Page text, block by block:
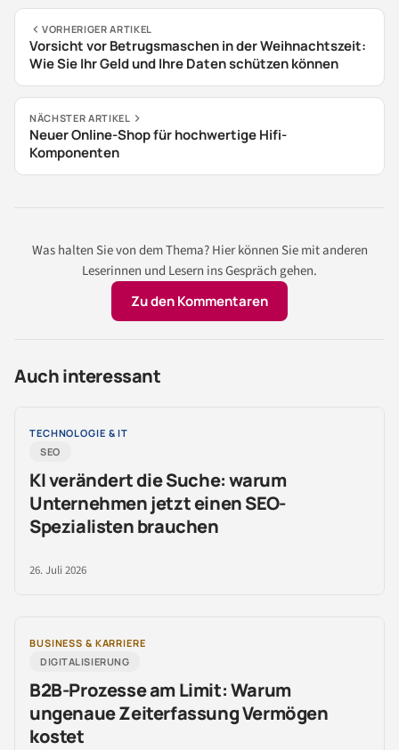
VORHERIGER ARTIKEL
Vorsicht vor Betrugsmaschen in der Weihnachtszeit:
Wie Sie Ihr Geld und Ihre Daten schützen können
NÄCHSTER ARTIKEL
Neuer Online-Shop für hochwertige Hifi-
Komponenten
Was halten Sie von dem Thema? Hier können Sie mit anderen
Leserinnen und Lesern ins Gespräch gehen.
Zu den Kommentaren
Auch interessant
TECHNOLOGIE & IT
SEO
KI verändert die Suche: warum
Unternehmen jetzt einen SEO-
Spezialisten brauchen
26. Juli 2026
BUSINESS & KARRIERE
DIGITALISIERUNG
B2B-Prozesse am Limit: Warum
ungenaue Zeiterfassung Vermögen
kostet